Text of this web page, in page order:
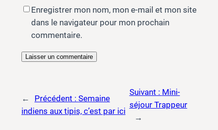
Enregistrer mon nom, mon e-mail et mon site
dans le navigateur pour mon prochain
commentaire.
← Précédent : Semaine
indiens aux tipis, c’est par ici
Suivant : Mini-
séjour Trappeur
→